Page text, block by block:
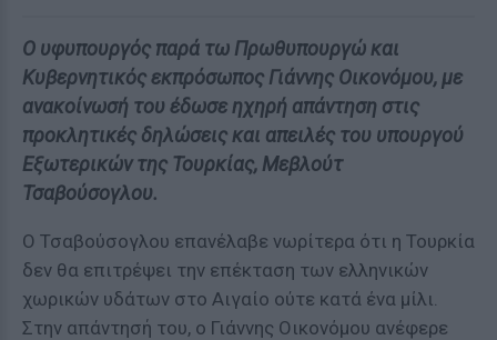
Ο υφυπουργός παρά τω Πρωθυπουργώ και
Κυβερνητικός εκπρόσωπος Γιάννης Οικονόμου, με
ανακοίνωσή του έδωσε ηχηρή απάντηση στις
προκλητικές δηλώσεις και απειλές του υπουργού
Εξωτερικών της Τουρκίας, Μεβλούτ
Τσαβούσογλου.
Ο Τσαβούσογλου επανέλαβε νωρίτερα ότι η Τουρκία
δεν θα επιτρέψει την επέκταση των ελληνικών
χωρικών υδάτων στο Αιγαίο ούτε κατά ένα μίλι.
Στην απάντησή του, ο Γιάννης Οικονόμου ανέφερε